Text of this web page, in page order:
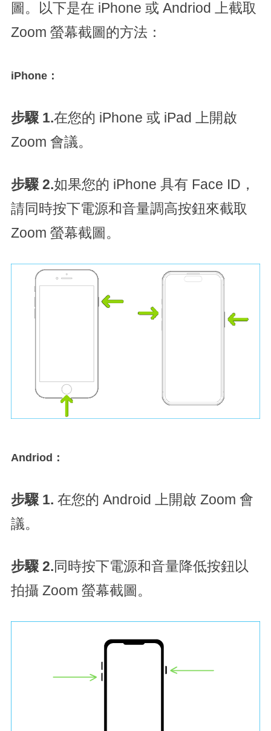
圖。以下是在 iPhone 或 Andriod 上截取
Zoom 螢幕截圖的方法：
iPhone：
步驟 1.在您的 iPhone 或 iPad 上開啟
Zoom 會議。
步驟 2.如果您的 iPhone 具有 Face ID，
請同時按下電源和音量調高按鈕來截取
Zoom 螢幕截圖。
Andriod：
步驟 1. 在您的 Android 上開啟 Zoom 會
議。
步驟 2.同時按下電源和音量降低按鈕以
拍攝 Zoom 螢幕截圖。